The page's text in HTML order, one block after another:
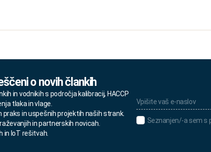
o novih člankih
in vodnikih s področja kalibracij, HACCP
tlaka in vlage.
praks in uspešnih projektih naših strank.
in partnerskih novicah.
in IoT rešitvah.
vaš
e-
naslov
*
Seznanjen/-
Seznanjen/-a sem s